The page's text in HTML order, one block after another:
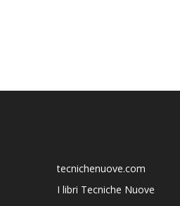
tecnichenuove.com
I libri Tecniche Nuove